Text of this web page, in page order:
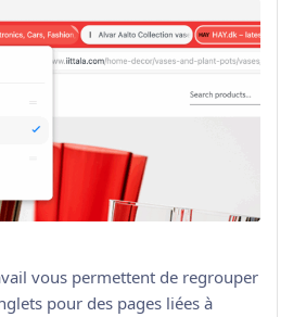
vous permettent de regrouper
pour des pages liées à